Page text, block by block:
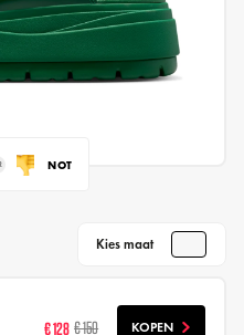
NOT
Kies maat
€ 128 € 150 KOPEN